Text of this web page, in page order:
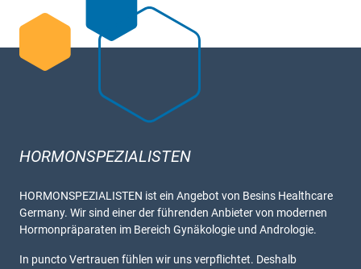
HORMONSPEZIALISTEN
HORMONSPEZIALISTEN ist ein Angebot von Besins Healthcare
Germany. Wir sind einer der führenden Anbieter von modernen
Hormonpräparaten im Bereich Gynäkologie und Andrologie.
In puncto Vertrauen fühlen wir uns verpflichtet. Deshalb